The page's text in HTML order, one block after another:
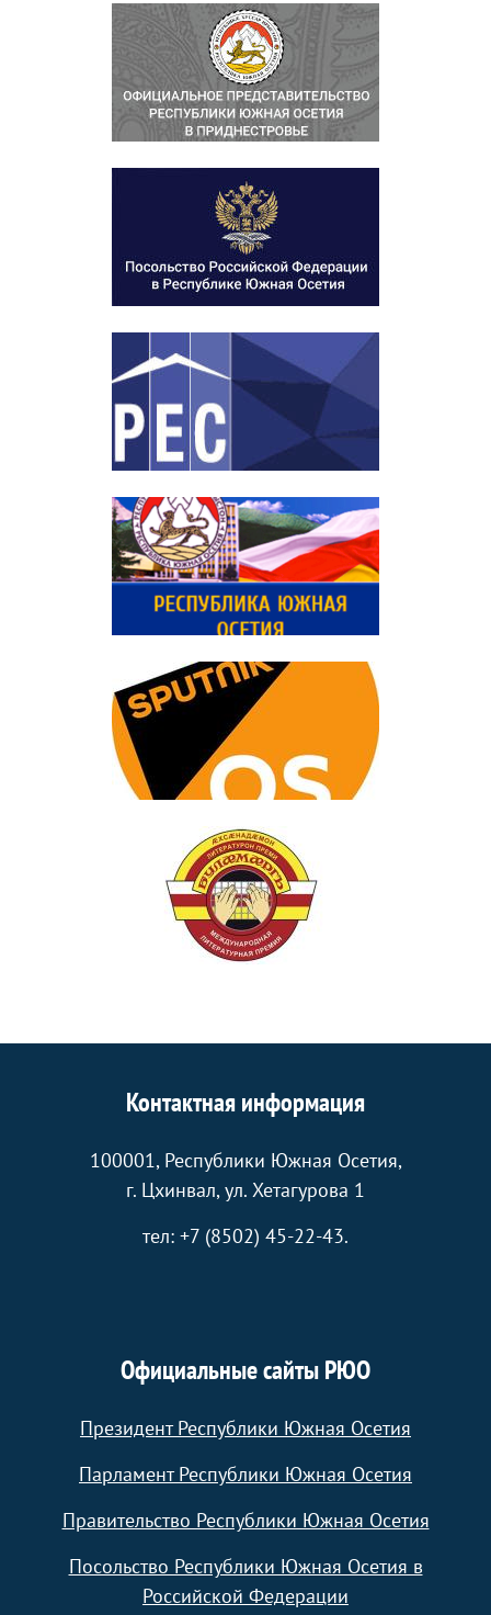
Контактная информация
100001, Республики Южная Осетия,
г. Цхинвал, ул. Хетагурова 1
тел: +7 (8502) 45-22-43.
Официальные сайты РЮО
Президент Республики Южная Осетия
Парламент Республики Южная Осетия
Правительство Республики Южная Осетия
Посольство Республики Южная Осетия в
Российской Федерации